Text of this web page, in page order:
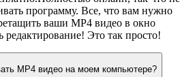
программу. Все, что вам нужно
ваши MP4 видео в окно
редактирование! Это так просто!
MP4 видео на моем компьютере?